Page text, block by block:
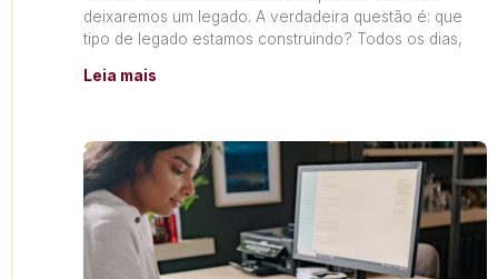
deixaremos um legado. A verdadeira questão é: que
tipo de legado estamos construindo? Todos os dias,
Leia mais